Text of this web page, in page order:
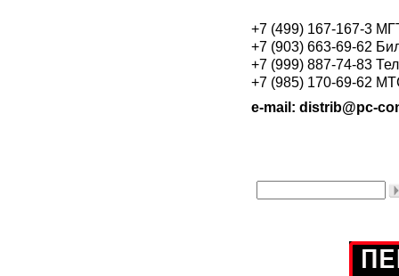
+7 (499) 167-167-3
+7 (903) 663-69-62
+7 (999) 887-74-83
+7 (985) 170-69-62
e-mail: distrib@pc-